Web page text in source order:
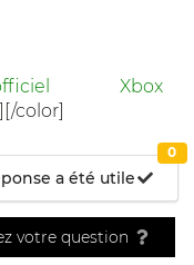
Xbox
color]
a été utile
0
votre question